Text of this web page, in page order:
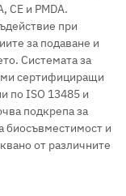
CE и PMDA.
при
за подаване и
Системата за
сертифициращи
по ISO 13485 и
подкрепа за
биосъвместимост и
от различните